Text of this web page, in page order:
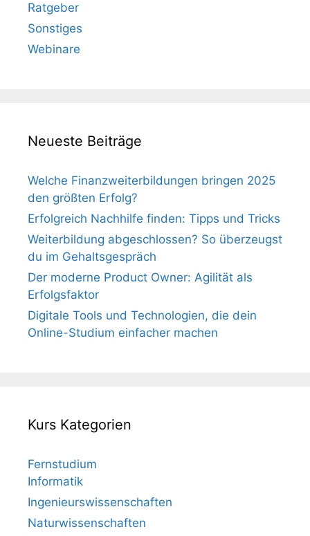
Ratgeber
Sonstiges
Webinare
Neueste Beiträge
Welche Finanzweiterbildungen bringen 2025
den größten Erfolg?
Erfolgreich Nachhilfe finden: Tipps und Tricks
Weiterbildung abgeschlossen? So überzeugst
du im Gehaltsgespräch
Der moderne Product Owner: Agilität als
Erfolgsfaktor
Digitale Tools und Technologien, die dein
Online-Studium einfacher machen
Kurs Kategorien
Fernstudium
Informatik
Ingenieurswissenschaften
Naturwissenschaften